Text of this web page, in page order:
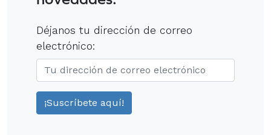
Déjanos tu dirección de correo
electrónico: